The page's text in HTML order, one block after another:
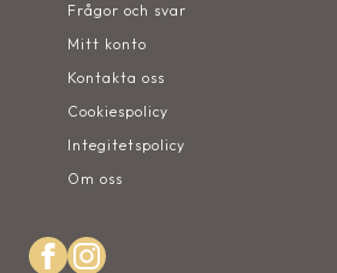
Frågor och svar
Mitt konto
Kontakta oss
Cookiespolicy
Integitetspolicy
Om oss